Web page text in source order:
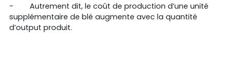
- Autrement dit, le coût de production d’une unité
supplémentaire de blé augmente avec la quantité
d’output produit.